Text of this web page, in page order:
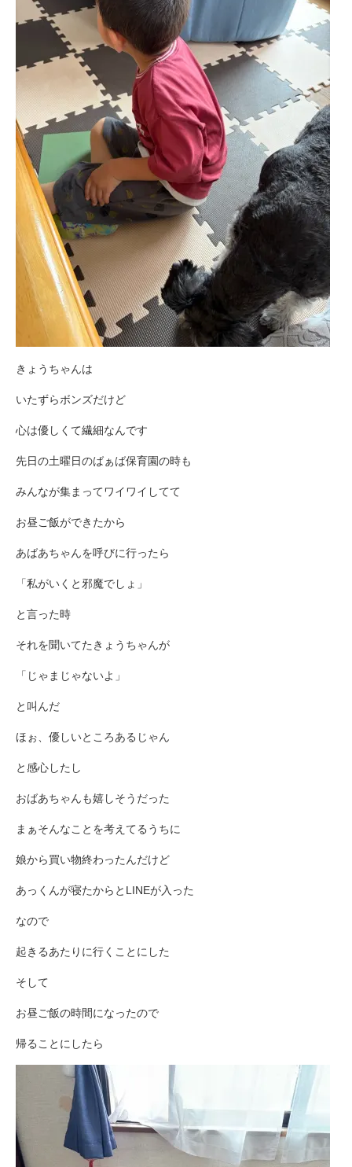
きょうちゃんは
いたずらボンズだけど
心は優しくて繊細なんです
先日の土曜日のばぁば保育園の時も
みんなが集まってワイワイしてて
お昼ご飯ができたから
あばあちゃんを呼びに行ったら
「私がいくと邪魔でしょ」
と言った時
それを聞いてたきょうちゃんが
「じゃまじゃないよ」
と叫んだ
ほぉ、優しいところあるじゃん
と感心したし
おばあちゃんも嬉しそうだった
まぁそんなことを考えてるうちに
娘から買い物終わったんだけど
あっくんが寝たからとLINEが入った
なので
起きるあたりに行くことにした
そして
お昼ご飯の時間になったので
帰ることにしたら